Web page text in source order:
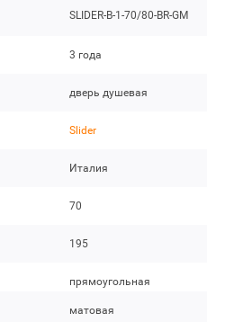
SLIDER-B-1-70/80-BR-GM
3 года
дверь душевая
Slider
Италия
70
195
прямоугольная
матовая